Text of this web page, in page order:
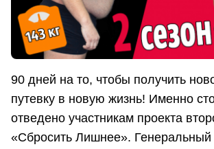
90 дней на то, чтобы получить
путевку в новую жизнь! Именно
отведено участникам проекта
«Сбросить Лишнее». Генеральный